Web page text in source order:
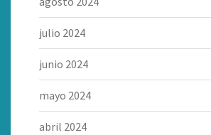
julio 2024
junio 2024
mayo 2024
abril 2024